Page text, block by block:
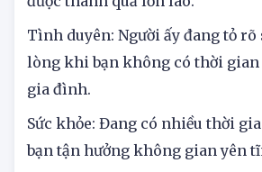
phải "ăn to nói lớn", nói đi đôi
được thành quả lớn lao.
Tình duyên: Người ấy đang tỏ
lòng khi bạn không có thời gian
gia đình.
Sức khỏe: Đang có nhiều thời